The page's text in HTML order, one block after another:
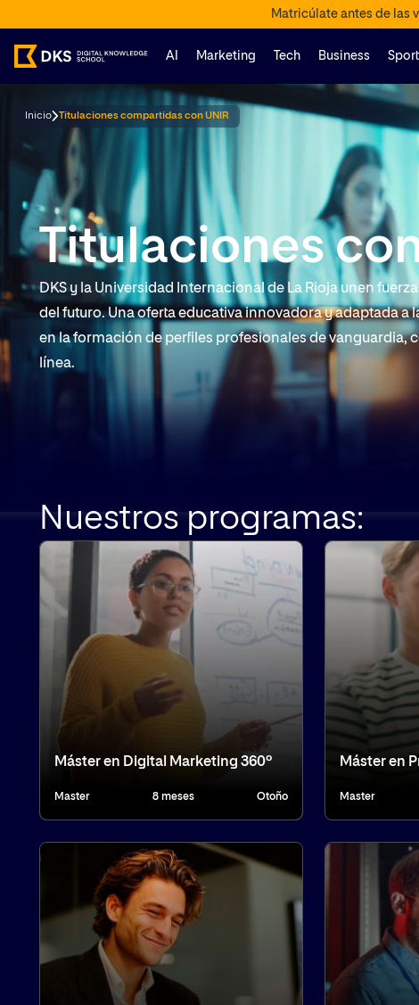
Matricúlate antes de las
AI Marketing Tech Business
Inicio Titulaciones compartidas con UNIR
Titulaciones
DKS y la Universidad Internacional de La Rioja unen
del futuro. Una oferta educativa innovadora y adaptada
en la formación de perfiles profesionales de vanguardia,
línea.
Nuestros programas:
Máster en Digital Marketing 360º
Master 8 meses Otoño
Máster en
Master